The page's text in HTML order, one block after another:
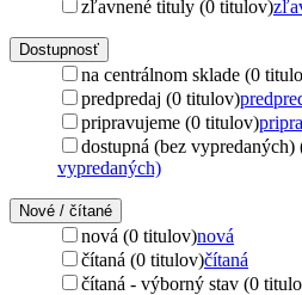
zľavnené tituly (0 titulov)
Dostupnosť
na centrálnom sklade (0
predpredaj (0 titulov)
pripravujeme (0 titulov)
dostupná (bez
vypredaných)
Nové / čítané
nová (0 titulov)nová
čítaná (0 titulov)čítaná
čítaná - výborný stav (0